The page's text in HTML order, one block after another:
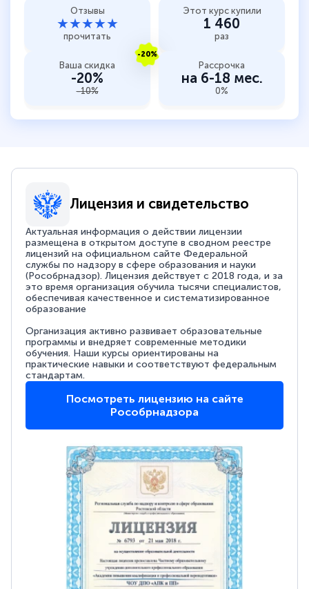
Отзывы
★★★★★
прочитать
Этот курс купили
1 460
раз
-20%
Ваша скидка
-20%
-10%
Рассрочка
на 6-18 мес.
0%
Лицензия и свидетельство
Актуальная информация о действии лицензии
размещена в открытом доступе в сводном реестре
лицензий на официальном сайте Федеральной
службы по надзору в сфере образования и науки
(Рособрнадзор). Лицензия действует с 2018 года, и за
это время организация обучила тысячи специалистов,
обеспечивая качественное и систематизированное
образование
Организация активно развивает образовательные
программы и внедряет современные методики
обучения. Наши курсы ориентированы на
практические навыки и соответствуют федеральным
стандартам.
Посмотреть лицензию на сайте
Рособрнадзора